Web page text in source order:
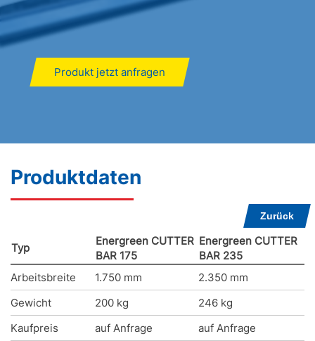
Produkt jetzt anfragen
Produktdaten
Zurück
Typ
Energreen CUTTER
BAR 175
Energreen CUTTER
BAR 235
Arbeitsbreite
1.750 mm
2.350 mm
Gewicht
200 kg
246 kg
Kaufpreis
auf Anfrage auf Anfrage